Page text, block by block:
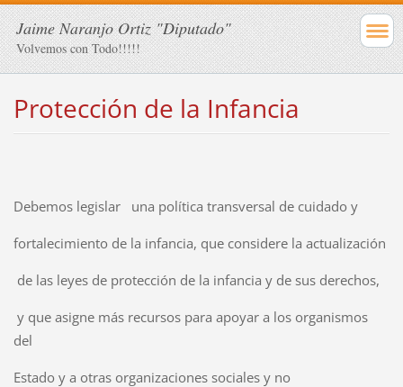
Jaime Naranjo Ortiz "Diputado"
Volvemos con Todo!!!!!
Protección de la Infancia
Debemos legislar una política transversal de cuidado y
fortalecimiento de la infancia, que considere la actualización
de las leyes de protección de la infancia y de sus derechos,
y que asigne más recursos para apoyar a los organismos
del
Estado y a otras organizaciones sociales y no